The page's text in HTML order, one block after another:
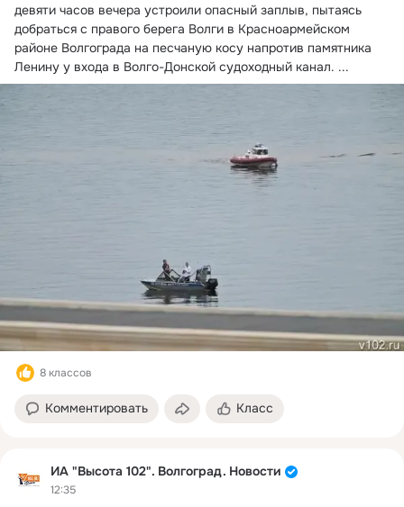
девяти часов вечера устроили опасный заплыв, пытаясь
добраться с правого берега Волги в Красноармейском
районе Волгограда на песчаную косу напротив памятника
Ленину у входа в Волго-Донской судоходный канал. ...
8 классов
Комментировать Класс
ИА "Высота 102". Волгоград. Новости
12:35